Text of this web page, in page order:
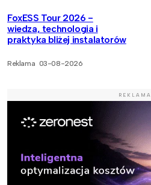
FoxESS Tour 2026 -
wiedza, technologia i
praktyka bliżej instalatorów
Reklama 03-08-2026
REKLAMA